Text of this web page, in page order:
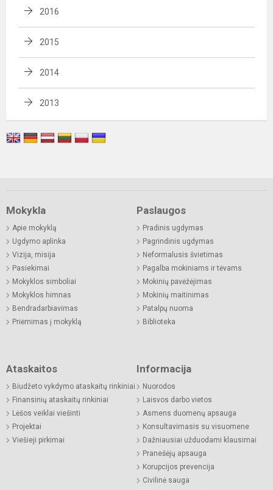
2016
2015
2014
2013
Mokykla
Apie mokyklą
Ugdymo aplinka
Vizija, misija
Pasiekimai
Mokyklos simboliai
Mokyklos himnas
Bendradarbiavimas
Priėmimas į mokyklą
Paslaugos
Pradinis ugdymas
Pagrindinis ugdymas
Neformalusis švietimas
Pagalba mokiniams ir tėvams
Mokinių pavėžėjimas
Mokinių maitinimas
Patalpų nuoma
Biblioteka
Ataskaitos
Biudžeto vykdymo ataskaitų rinkiniai
Finansinių ataskaitų rinkiniai
Lėšos veiklai viešinti
Projektai
Viešieji pirkimai
Informacija
Nuorodos
Laisvos darbo vietos
Asmens duomenų apsauga
Konsultavimasis su visuomene
Dažniausiai užduodami klausimai
Pranešėjų apsauga
Korupcijos prevencija
Civilinė sauga